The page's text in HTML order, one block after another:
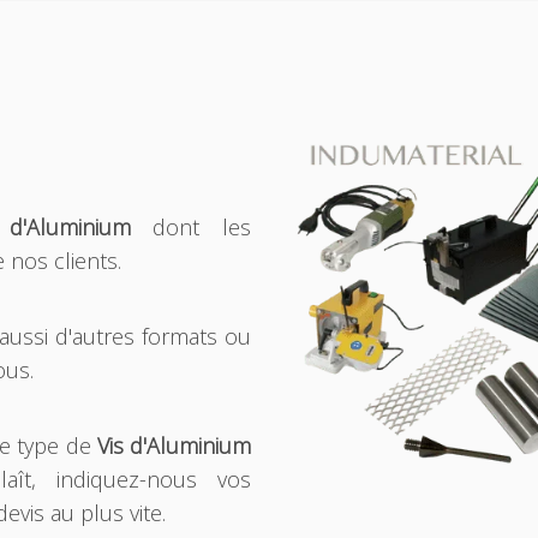
dont les
nos clients.
d'autres formats ou
type de Vis d'Aluminium
indiquez-nous vos
au plus vite.